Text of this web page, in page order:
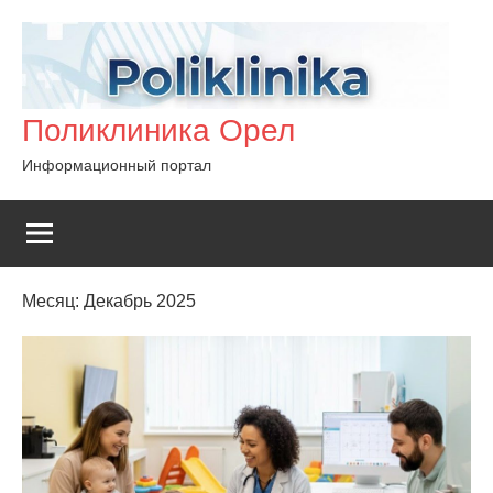
содержимому
Поликлиника Орел
Информационный портал
Месяц: Декабрь 2025